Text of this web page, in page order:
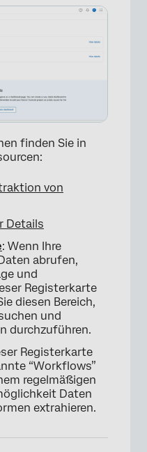
finden Sie in
von
Details
: Wenn Ihre
abrufen,
und
Registerkarte
diesen Bereich,
und
durchzuführen.
Registerkarte
“Workflows”
regelmäßigen
Daten
extrahieren.